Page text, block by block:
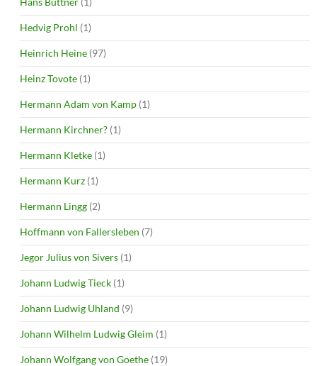
Hedvig Prohl (1)
Heinrich Heine (97)
Heinz Tovote (1)
Hermann Adam von Kamp (1)
Hermann Kirchner? (1)
Hermann Kletke (1)
Hermann Kurz (1)
Hermann Lingg (2)
Hoffmann von Fallersleben (7)
Jegor Julius von Sivers (1)
Johann Ludwig Tieck (1)
Johann Ludwig Uhland (9)
Johann Wilhelm Ludwig Gleim (1)
Johann Wolfgang von Goethe (19)